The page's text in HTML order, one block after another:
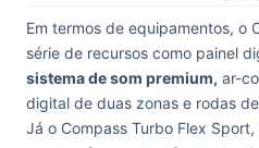
Em termos de equipamentos, o
série de recursos como painel
sistema de som premium, ar-
digital de duas zonas e rodas
Já o Compass Turbo Flex